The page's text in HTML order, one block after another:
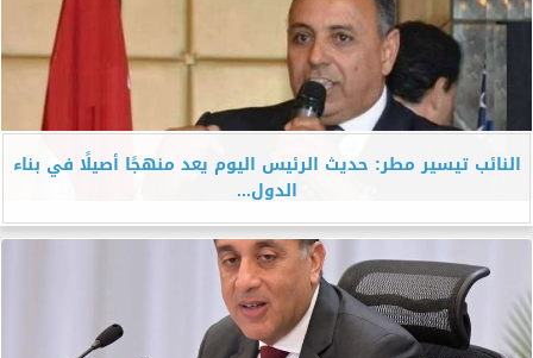
النائب تيسير مطر: حديث الرئيس اليوم يعد منهجًا أصيلًا في بناء
الدول...